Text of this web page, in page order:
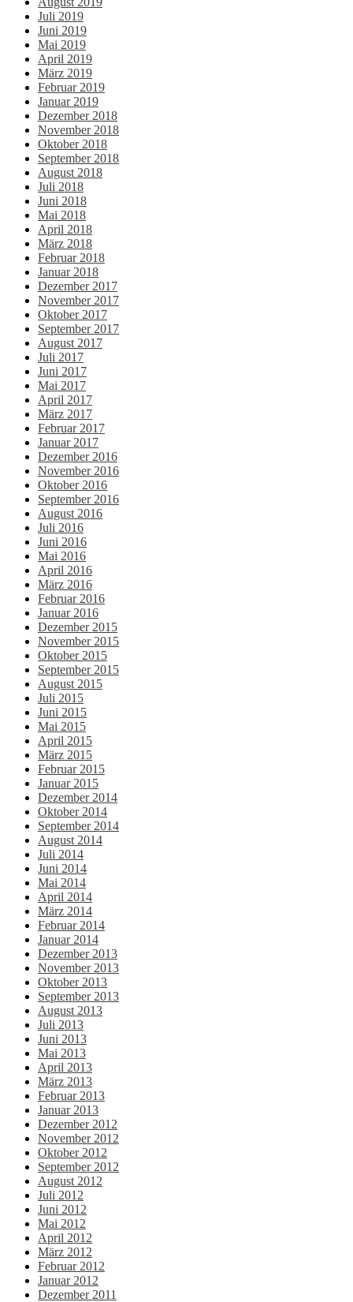
Juli 2019
Juni 2019
Mai 2019
April 2019
März 2019
Februar 2019
Januar 2019
Dezember 2018
November 2018
Oktober 2018
September 2018
August 2018
Juli 2018
Juni 2018
Mai 2018
April 2018
März 2018
Februar 2018
Januar 2018
Dezember 2017
November 2017
Oktober 2017
September 2017
August 2017
Juli 2017
Juni 2017
Mai 2017
April 2017
März 2017
Februar 2017
Januar 2017
Dezember 2016
November 2016
Oktober 2016
September 2016
August 2016
Juli 2016
Juni 2016
Mai 2016
April 2016
März 2016
Februar 2016
Januar 2016
Dezember 2015
November 2015
Oktober 2015
September 2015
August 2015
Juli 2015
Juni 2015
Mai 2015
April 2015
März 2015
Februar 2015
Januar 2015
Dezember 2014
Oktober 2014
September 2014
August 2014
Juli 2014
Juni 2014
Mai 2014
April 2014
März 2014
Februar 2014
Januar 2014
Dezember 2013
November 2013
Oktober 2013
September 2013
August 2013
Juli 2013
Juni 2013
Mai 2013
April 2013
März 2013
Februar 2013
Januar 2013
Dezember 2012
November 2012
Oktober 2012
September 2012
August 2012
Juli 2012
Juni 2012
Mai 2012
April 2012
März 2012
Februar 2012
Januar 2012
Dezember 2011